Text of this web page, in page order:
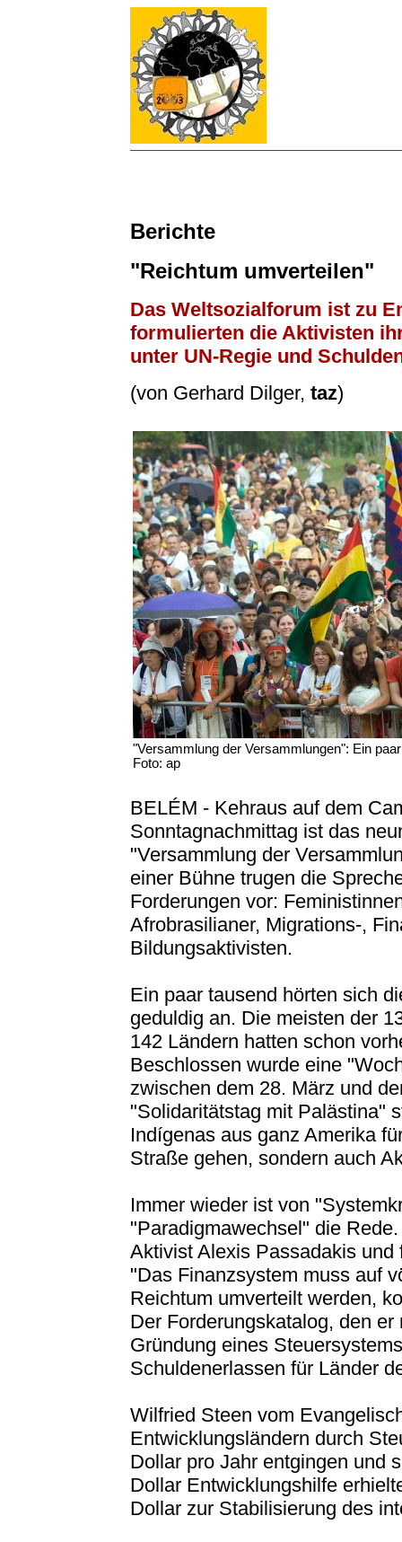
Berichte
"Reichtum umverteilen"
Das Weltsozialforum ist zu
formulierten die Aktivisten
unter UN-Regie und
(von Gerhard Dilger, taz)
"Versammlung der Versammlungen": Ein
Foto: ap
BELÉM - Kehraus auf dem
Sonntagnachmittag ist das
"Versammlung der
einer Bühne trugen die
Forderungen vor:
Afrobrasilianer, Migrations-,
Bildungsaktivisten.
Ein paar tausend hörten sich
geduldig an. Die meisten der
142 Ländern hatten schon
Beschlossen wurde eine
zwischen dem 28. März und
"Solidaritätstag mit Palästina"
Indígenas aus ganz Amerika
Straße gehen, sondern auch
Immer wieder ist von
"Paradigmawechsel" die
Aktivist Alexis Passadakis
"Das Finanzsystem muss auf
Reichtum umverteilt werden,
Der Forderungskatalog, den
Gründung eines
Schuldenerlassen für Länder
Wilfried Steen vom
Entwicklungsländern durch
Dollar pro Jahr entgingen und
Dollar Entwicklungshilfe
Dollar zur Stabilisierung des